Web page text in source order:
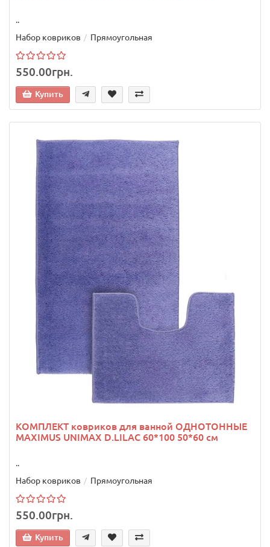
..
Набор ковриков
Прямоугольная
550.00грн.
Купить
КОМПЛЕКТ ковриков для ванной ОДНОТОННЫЕ
MAXIMUS UNIMAX D.LILAC 60*100 50*60 см
..
Набор ковриков
Прямоугольная
550.00грн.
Купить